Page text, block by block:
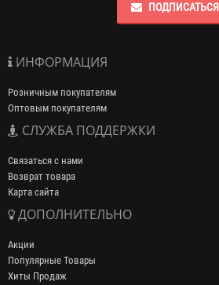
ПОДПИСАТЬСЯ
ИНФОРМАЦИЯ
Розничным покупателям
Оптовым покупателям
СЛУЖБА ПОДДЕРЖКИ
Связаться с нами
Возврат товара
Карта сайта
ДОПОЛНИТЕЛЬНО
Акции
Популярные Товары
Хиты Продаж